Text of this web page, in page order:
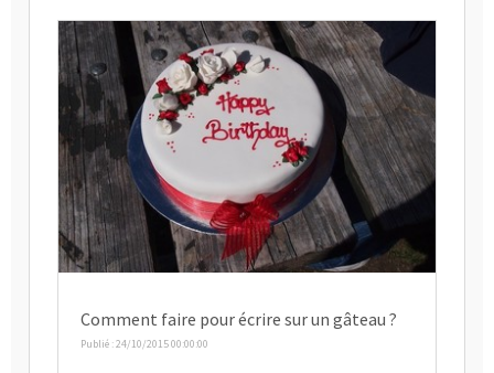
Comment faire pour écrire sur un gâteau ?
Publié : 24/10/2015 00:00:00